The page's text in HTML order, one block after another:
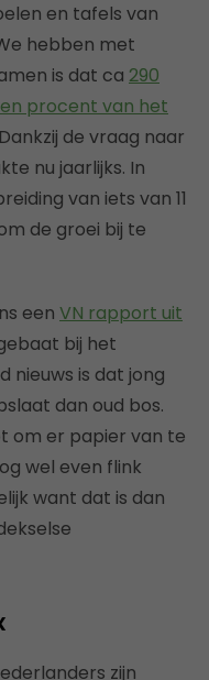
en tafels van
hebben met
is dat ca 290
procent van het
Dankzij de vraag naar
nu jaarlijks. In
van iets van 11
de groei bij te
een VN rapport uit
bij het
nieuws is dat jong
dan oud bos.
om er papier van te
wel even flink
want dat is dan
zijn